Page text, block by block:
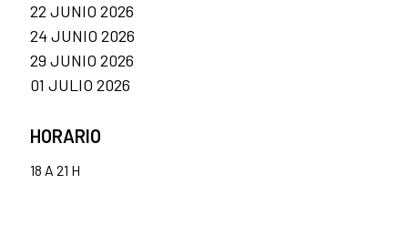
22 JUNIO 2026
24 JUNIO 2026
29 JUNIO 2026
01 JULIO 2026
HORARIO
18 A 21 H